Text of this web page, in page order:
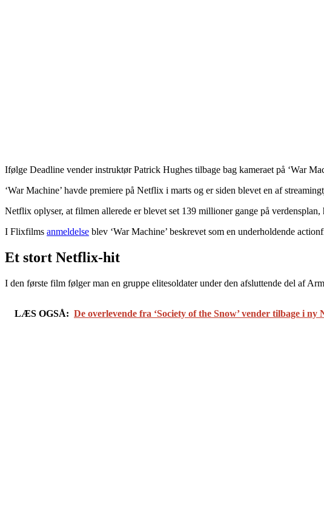
Ifølge Deadline vender instruktør Patrick Hughes tilbage bag kameraet på ‘War
‘War Machine’ havde premiere på Netflix i marts og er siden blevet en af
Netflix oplyser, at filmen allerede er blevet set 139 millioner gange på
I Flixfilms anmeldelse blev ‘War Machine’ beskrevet som en underholdende
Et stort Netflix-hit
I den første film følger man en gruppe elitesoldater under den afsluttende del af
LÆS OGSÅ: De overlevende fra ‘Society of the Snow’ vender tilbage i ny